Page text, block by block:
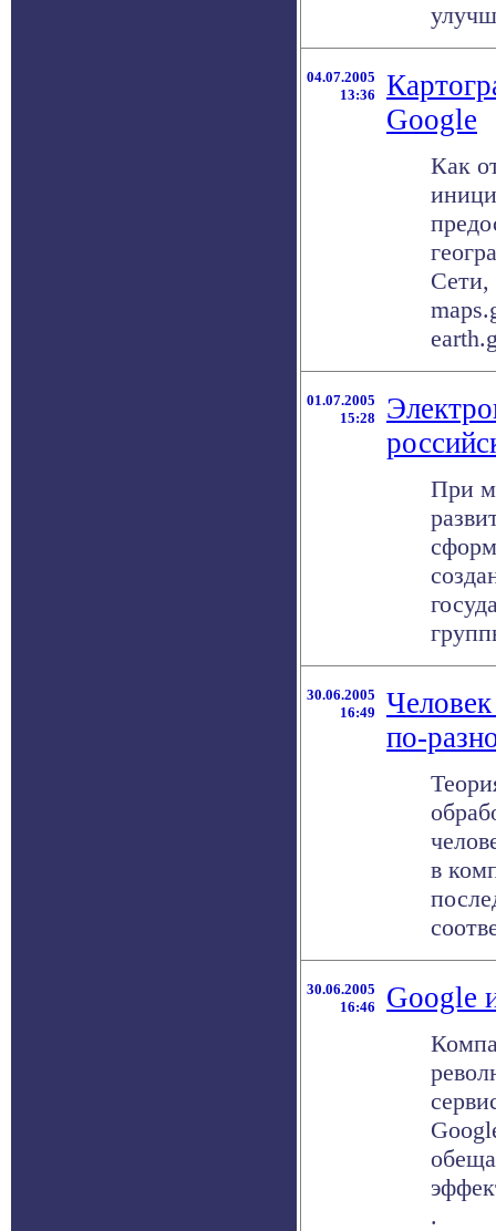
04.07.2005
13:36
Google
Как
Сети,
01.07.2005
15:28
При
30.06.2005
16:49
по-
в
30.06.2005
16:46
Google
.